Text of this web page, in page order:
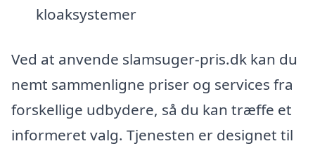
kloaksystemer
Ved at anvende slamsuger-pris.dk kan du
nemt sammenligne priser og services fra
forskellige udbydere, så du kan træffe et
informeret valg. Tjenesten er designet til